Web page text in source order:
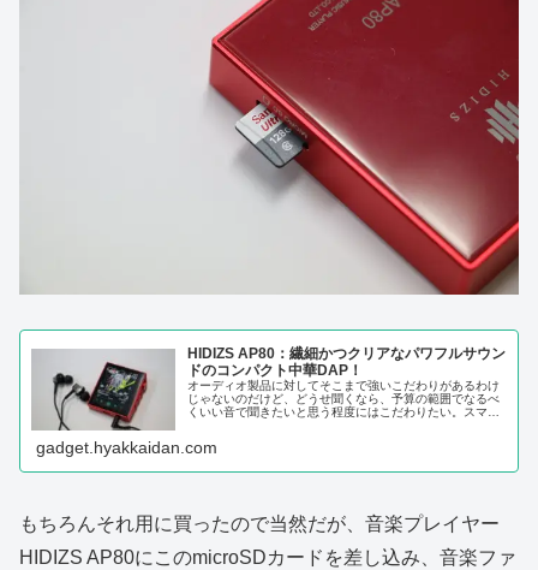
HIDIZS AP80：繊細かつクリアなパワフルサウン
ドのコンパクト中華DAP！
オーディオ製品に対してそこまで強いこだわりがあるわけ
じゃないのだけど、どうせ聞くなら、予算の範囲でなるべ
くいい音で聞きたいと思う程度にはこだわりたい。スマー
gadget.hyakkaidan.com
もちろんそれ用に買ったので当然だが、音楽プレイヤー
HIDIZS AP80にこのmicroSDカードを差し込み、音楽ファ